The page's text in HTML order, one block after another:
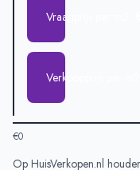
Vraagprijs per m2
Verkoopprijs per m2
€0
Op HuisVerkopen.nl